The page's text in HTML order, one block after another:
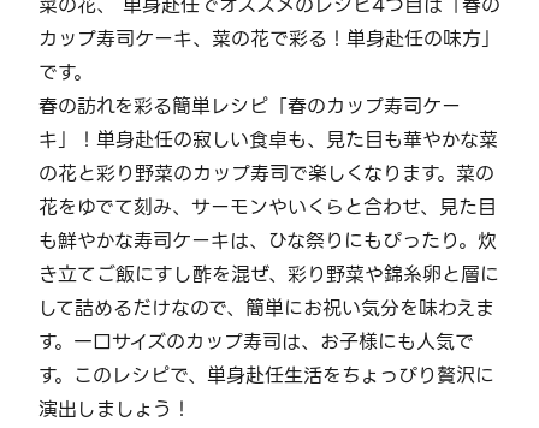
カップ寿司ケーキ、菜の花で彩る！単身赴任の味方」
です。
春の訪れを彩る簡単レシピ「春のカップ寿司ケー
キ」！単身赴任の寂しい食卓も、見た目も華やかな菜
の花と彩り野菜のカップ寿司で楽しくなります。菜の
花をゆでて刻み、サーモンやいくらと合わせ、見た目
も鮮やかな寿司ケーキは、ひな祭りにもぴったり。炊
き立てご飯にすし酢を混ぜ、彩り野菜や錦糸卵と層に
して詰めるだけなので、簡単にお祝い気分を味わえま
す。一口サイズのカップ寿司は、お子様にも人気で
す。このレシピで、単身赴任生活をちょっぴり贅沢に
演出しましょう！